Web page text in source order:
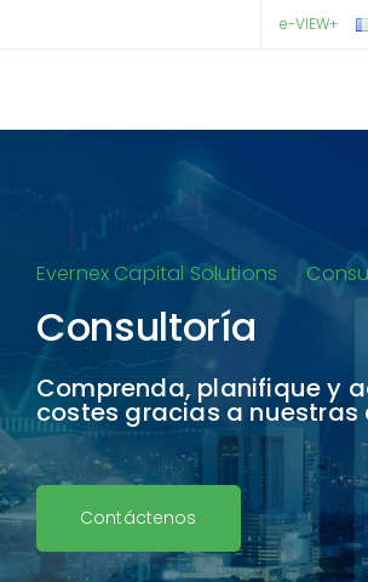
e-VIEW+
Evernex Capital Solutions
Consultoría
Comprenda, planifique y
costes gracias a
Contáctenos